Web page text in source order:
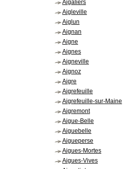
Aigaliers
Aigleville
Aiglun
Aignan
Aigne
Aignes
Aigneville
Aignoz
Aigre
Aigrefeuille
Aigrefeuille-sur-Maine
Aigremont
Aigue-Belle
Aiguebelle
Aigueperse
Aigues-Mortes
Aigues-Vives